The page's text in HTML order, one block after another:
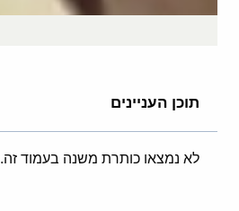
תוכן העניינים
לא נמצאו כותרת משנה בעמוד זה.